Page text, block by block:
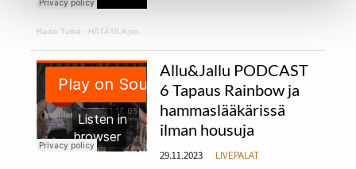
Radio Tutka · HÄTÄTILA podcast 1
Allu&Jallu PODCAST
6 Tapaus Rainbow ja
hammaslääkärissä
ilman housuja
29.11.2023 LIVEPALAT